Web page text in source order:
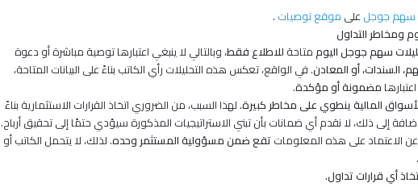
سهم جوجل على موقع توصيات .
ومخاطر التداول
سهم جوجلاليوممتاحة للاطلاع فقط، وبالتالي لا ينبغي اعتبارها توصية مباشرة أو دعوة
السندات، أو المعادن. في الواقع، تعكس هذه التحليلات رأي الكاتب بناءً على البيانات المتاحة،
مضمونة أو مؤكدة.
المالية ينطوي على مخاطر كبيرة.لهذا السبب، من الضروري اتخاذ القرارات الاستثمارية بناءً
إلى ذلك، لا نقدم أي ضمانات بأن تبني الاستراتيجيات المذكورة سيؤدي حتمًا إلى تحقيق أرباح.
عن الاعتماد على هذه المعلومات تقع ضمن مسؤولية المستثمر وحده. لذلك، لا يتحمل الكاتب أو
أي قرارات تداول.